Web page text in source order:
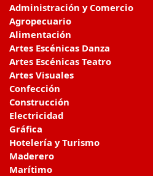
Administración y Comercio
Agropecuario
Alimentación
Artes Escénicas Danza
Artes Escénicas Teatro
Artes Visuales
Confección
Construcción
Electricidad
Gráfica
Hotelería y Turismo
Maderero
Marítimo